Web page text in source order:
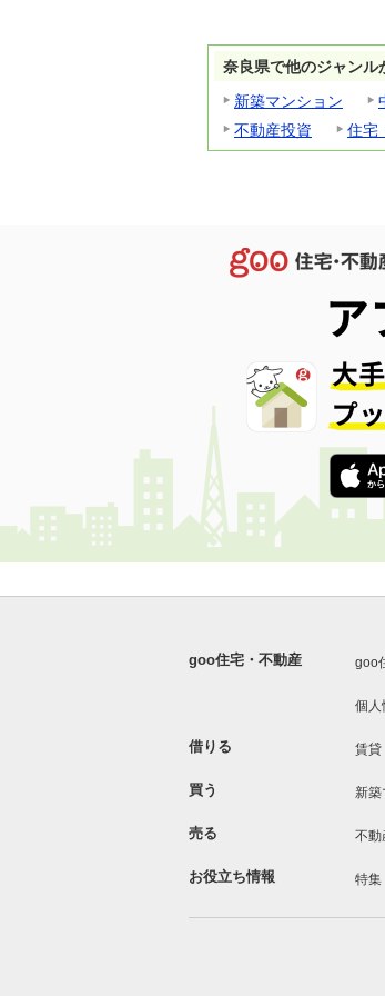
奈良県で他のジャンル
新築マンション
不動産投資
住宅
goo住宅・不動産 goo
個人
借りる 賃貸
買う 新築
売る 不動
お役立ち情報 特集